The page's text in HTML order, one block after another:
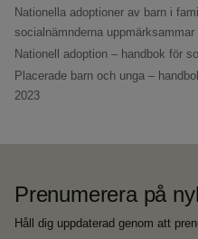
Nationella adoptioner av barn i
socialnämnderna uppmärksammar
Nationell adoption – handbok för
Placerade barn och unga –
2023
Prenumerera på
Håll dig uppdaterad genom att